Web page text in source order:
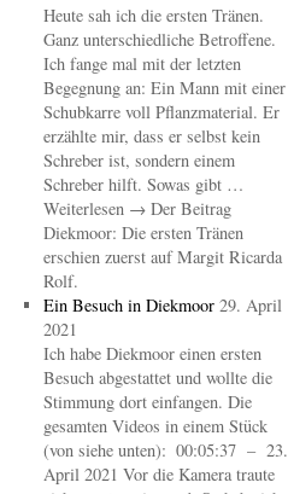
Heute sah ich die ersten Tränen.
Ganz unterschiedliche Betroffene.
Ich fange mal mit der letzten
Begegnung an: Ein Mann mit einer
Schubkarre voll Pflanzmaterial. Er
erzählte mir, dass er selbst kein
Schreber ist, sondern einem
Schreber hilft. Sowas gibt …
Weiterlesen → Der Beitrag
Diekmoor: Die ersten Tränen
erschien zuerst auf Margit Ricarda
Rolf.
Ein Besuch in Diekmoor 29. April
2021
Ich habe Diekmoor einen ersten
Besuch abgestattet und wollte die
Stimmung dort einfangen. Die
gesamten Videos in einem Stück
(von siehe unten): 00:05:37 – 23.
April 2021 Vor die Kamera traute